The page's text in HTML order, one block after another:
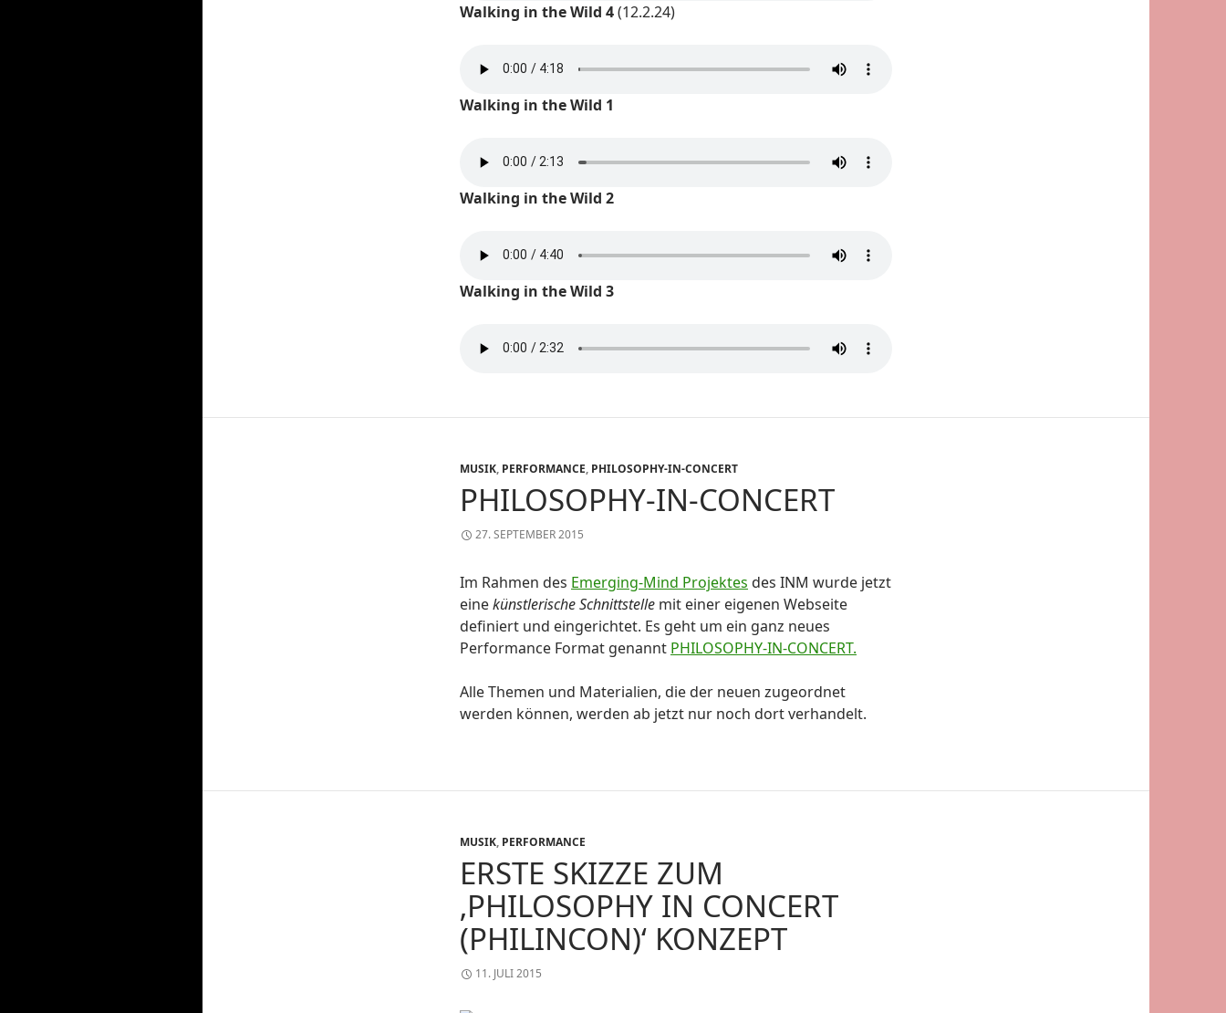
Walking in the Wild 4(12.2.24)
Walking in the Wild 1
Walking in the Wild 2
Walking in the Wild 3
MUSIK, PERFORMANCE, PHILOSOPHY-IN-CONCERT
PHILOSOPHY-IN-CONCERT
27. SEPTEMBER 2015
Im Rahmen des Emerging-Mind Projektes des INM wurde jetzt
einekünstlerische Schnittstelle mit einer eigenen Webseite
definiert und eingerichtet. Es geht um ein ganz neues
Performance Format genannt PHILOSOPHY-IN-CONCERT.
Alle Themen und Materialien, die der neuen zugeordnet
werden können, werden ab jetzt nur noch dort verhandelt.
MUSIK, PERFORMANCE
ERSTE SKIZZE ZUM
‚PHILOSOPHY IN CONCERT
(PHILINCON)‘ KONZEPT
11. JULI 2015